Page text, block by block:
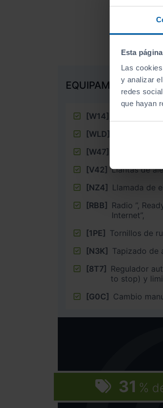
Esta
Las
y analizar
redes
que hayan
EQUIPAMIENTO
[W14]
[WLD]
[W47]
[V42] Llantas de
[NZ4] Llamada de
[RBB] Radio ”, Ready 2
Internet”,
[1PE] Tornillos de
[N3K] Tapizado de
[8T7] Regulador
to stop) y
[G0C] Cambio
31 %